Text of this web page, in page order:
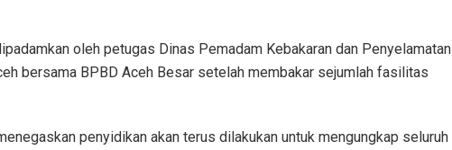
oleh petugas Dinas Pemadam Kebakaran dan Penyelamatan
bersama BPBD Aceh Besar setelah membakar sejumlah fasilitas
penyidikan akan terus dilakukan untuk mengungkap seluruh